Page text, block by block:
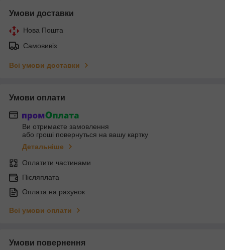
Умови доставки
Нова Пошта
Самовивіз
Всі умови доставки
Умови оплати
Ви отримаєте замовлення
або гроші повернуться на вашу картку
Детальніше
Оплатити частинами
Післяплата
Оплата на рахунок
Всі умови оплати
Умови повернення